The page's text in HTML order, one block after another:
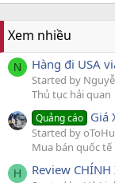
Xem nhiều
N Hàng đi USA
Started by
Thủ tục hải quan
Quảng cáo Giá
Started by
Mua bán quốc tế
H Review